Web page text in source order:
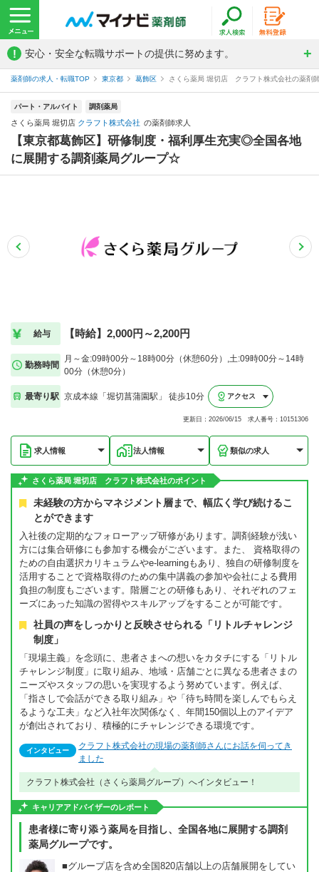
! 安心・安全な転職サポートの提供に努めます。
薬剤師の求人・転職TOP 東京都 葛飾区 さくら薬局 堀切店 クラフト株式会社の薬剤
パート・アルバイト 調剤薬局
さくら薬局 堀切店 クラフト株式会社 の薬剤師求人
【東京都葛飾区】研修制度・福利厚生充実◎全国各地
に展開する調剤薬局グループ☆
給与 【時給】2,000円～2,200円
勤務時間
月～金:09時00分～18時00分（休憩60分）,土:09時00分～14時
00分（休憩0分）
最寄り駅 京成本線「堀切菖蒲園駅」 徒歩10分 アクセス
更新日：2026/06/15 求人番号：10151306
求人情報 法人情報 類似の求人
さくら薬局 堀切店 クラフト株式会社のポイント
未経験の方からマネジメント層まで、幅広く学び続けるこ
とができます
入社後の定期的なフォローアップ研修があります。調剤経験が浅い
方には集合研修にも参加する機会がございます。また、 資格取得の
ための自由選択カリキュラムやe-learningもあり、独自の研修制度を
活用することで資格取得のための集中講義の参加や会社による費用
負担の制度もございます。階層ごとの研修もあり、それぞれのフェ
ーズにあった知識の習得やスキルアップをすることが可能です。
社員の声をしっかりと反映させられる「リトルチャレンジ
制度」
「現場主義」を念頭に、患者さまへの想いをカタチにする「リトル
チャレンジ制度」に取り組み、地域・店舗ごとに異なる患者さまの
ニーズやスタッフの思いを実現するよう努めています。例えば、
「指さしで会話ができる取り組み」や「待ち時間を楽しんでもらえ
るような工夫」など入社年次関係なく、年間150個以上のアイデア
が創出されており、積極的にチャレンジできる環境です。
インタビュー
クラフト株式会社の現場の薬剤師さんにお話を伺ってき
ました
クラフト株式会社（さくら薬局グループ）へインタビュー！
キャリアアドバイザーのレポート
患者様に寄り添う薬局を目指し、全国各地に展開する調剤
薬局グループです。
■グループ店を含め全国820店舗以上の店舗展開をしてい